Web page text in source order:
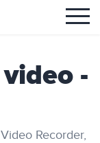
-
Recorder,